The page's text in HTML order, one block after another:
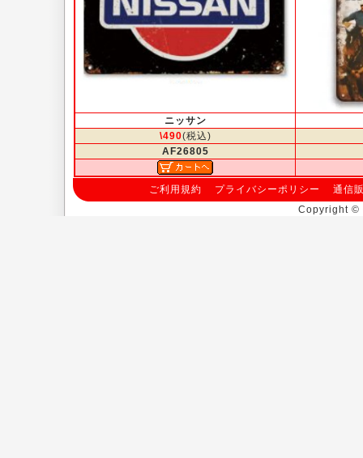
ニッサン
\490(税込)
AF26805
ご利用規約 プライバシーポリシー
通信
Copyright ©